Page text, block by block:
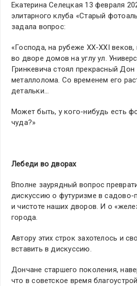
Екатерина Селецкая 13 февраля
элитарного клуба «Старый
задала вопрос:
«Господа, на рубеже ХХ-ХХІ
во дворе домов на углу ул.
Гринкевича стоял прекрасный
металлолома. Со временем его
детальки…
Может быть, у кого-нибудь есть
чуда?»
Лебеди во дворах
Вполне заурядный вопрос
дискуссию о футуризме в садово-
и чистоте наших дворов. И о
города.
Автору этих строк захотелось и
вставить в дискуссию.
Дончане старшего поколения,
что в советское время